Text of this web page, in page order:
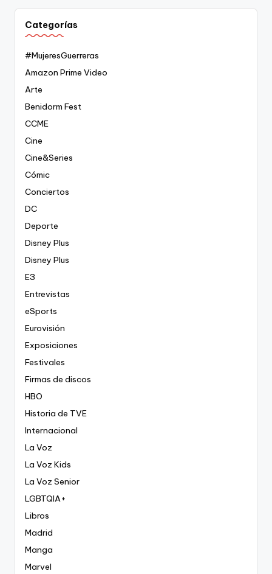
Categorías
#MujeresGuerreras
Amazon Prime Video
Arte
Benidorm Fest
CCME
Cine
Cine&Series
Cómic
Conciertos
DC
Deporte
Disney Plus
Disney Plus
E3
Entrevistas
eSports
Eurovisión
Exposiciones
Festivales
Firmas de discos
HBO
Historia de TVE
Internacional
La Voz
La Voz Kids
La Voz Senior
LGBTQIA+
Libros
Madrid
Manga
Marvel